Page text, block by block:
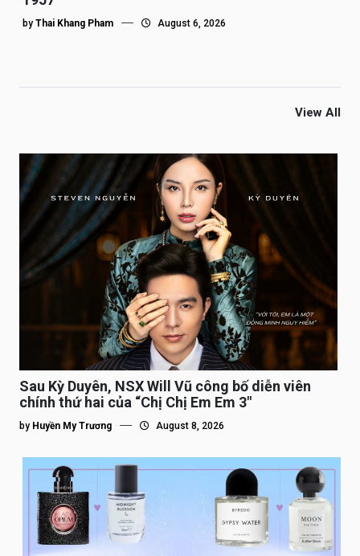
by Thai Khang Pham August 6, 2026
View All
Sau Kỳ Duyên, NSX Will Vũ công bố diễn viên
chính thứ hai của “Chị Chị Em Em 3″
by Huyền My Trương August 8, 2026